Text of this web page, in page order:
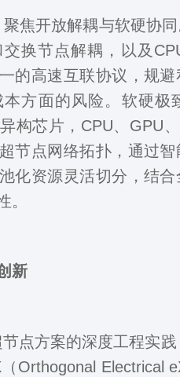
开放解耦与软硬协同
换节点解耦，以及
的高速互联协议，规
方面的风险。软硬极
构芯片，CPU、GPU
节点网络拓扑，通过
化资源灵活切分，结
。
新
方案的深度工程实践
Orthogonal Electrical